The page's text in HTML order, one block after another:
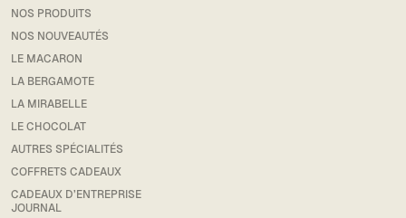
NOS PRODUITS
NOS NOUVEAUTÉS
LE MACARON
LA BERGAMOTE
LA MIRABELLE
LE CHOCOLAT
AUTRES SPÉCIALITÉS
COFFRETS CADEAUX
CADEAUX D’ENTREPRISE
JOURNAL